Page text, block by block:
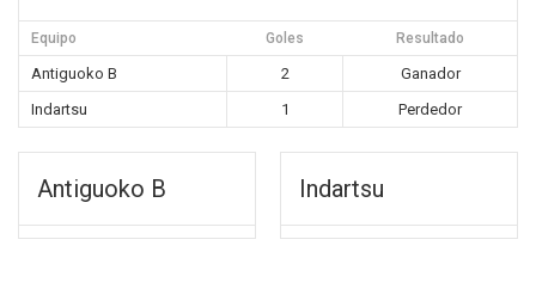
Equipo Goles Resultado
Antiguoko B 2
Ganador
Indartsu
1 Perdedor
Antiguoko B Indartsu